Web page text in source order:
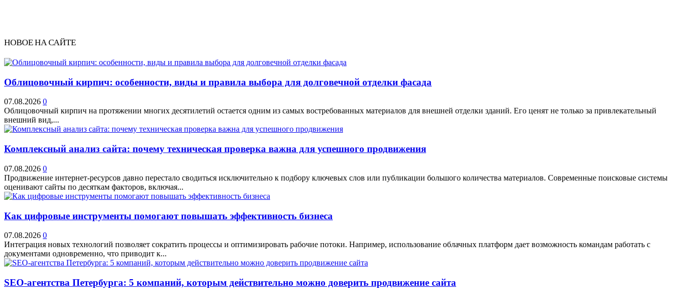
НОВОЕ НА САЙТЕ
Облицовочный кирпич: особенности, виды и правила выбора для долговечной отделки фасада
07.08.2026 0
Облицовочный кирпич на протяжении многих десятилетий остается одним из самых востребованных материалов для внешней отделки зданий. Его ценят не только за привлекательный
внешний вид,...
Комплексный анализ сайта: почему техническая проверка важна для успешного продвижения
07.08.2026 0
Продвижение интернет-ресурсов давно перестало сводиться исключительно к подбору ключевых слов или публикации большого количества материалов. Современные поисковые системы
оценивают сайты по десяткам факторов, включая...
Как цифровые инструменты помогают повышать эффективность бизнеса
07.08.2026 0
Интеграция новых технологий позволяет сократить процессы и оптимизировать рабочие потоки. Например, использование облачных платформ дает возможность командам работать с
документами одновременно, что приводит к...
SEO-агентства Петербурга: 5 компаний, которым действительно можно доверить продвижение сайта